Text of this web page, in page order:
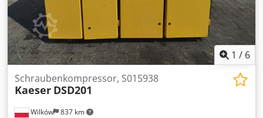
1 / 6
Wilków 837 km
Schraubenkompressor, S015938
Kaeser DSD201